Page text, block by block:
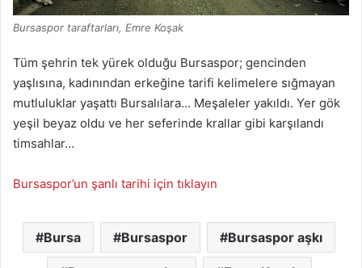
Bursaspor taraftarları, Emre Koşak
Tüm şehrin tek yürek olduğu Bursaspor; gencinden
yaşlısına, kadınından erkeğine tarifi kelimelere sığmayan
mutluluklar yaşattı Bursalılara… Meşaleler yakıldı. Yer gök
yeşil beyaz oldu ve her seferinde krallar gibi karşılandı
timsahlar…
Bursaspor’un şanlı tarihi için tıklayın
Bursa Bursaspor Bursaspor aşkı